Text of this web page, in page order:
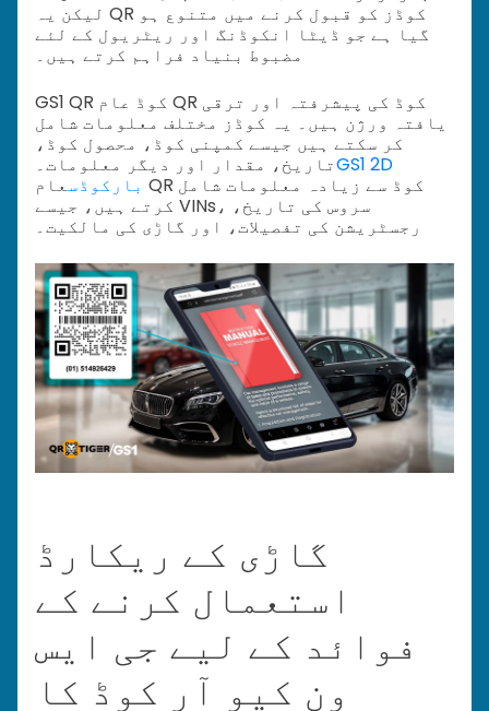
لیکن یہ QR کوڈز کو قبول کرنے میں متنوع ہو
گیا ہے جو ڈیٹا انکوڈنگ اور ریٹریول کے لئے
مضبوط بنیاد فراہم کرتے ہیں۔
GS1 QR کوڈ عام QR کوڈ کی پیشرفتہ اور ترقی
یافتہ ورژن ہیں۔ یہ کوڈز مختلف معلومات شامل
کر سکتے ہیں جیسے کمپنی کوڈ، محصول کوڈ،
تاریخ، مقدار اور دیگر معلومات۔GS1 2D
بارکوڈسعام QR کوڈ سے زیادہ معلومات شامل
کرتے ہیں، جیسے VINs، سروس کی تاریخ،
رجسٹریشن کی تفصیلات، اور گاڑی کی مالکیت۔
گاڑی کے ریکارڈ
استعمال کرنے کے
فوائد کے لیے جی ایس
ون کیو آر کوڈ کا